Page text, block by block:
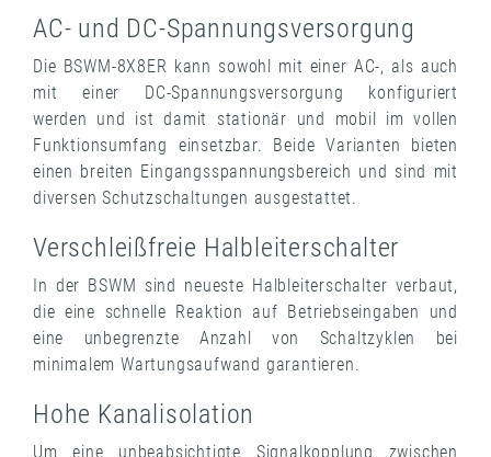
AC- und DC-Spannungsversorgung
Die BSWM-8X8ER kann sowohl mit einer AC-, als auch
mit einer DC-Spannungsversorgung konfiguriert
werden und ist damit stationär und mobil im vollen
Funktionsumfang einsetzbar. Beide Varianten bieten
einen breiten Eingangsspannungsbereich und sind mit
diversen Schutzschaltungen ausgestattet.
Verschleißfreie Halbleiterschalter
In der BSWM sind neueste Halbleiterschalter verbaut,
die eine schnelle Reaktion auf Betriebseingaben und
eine unbegrenzte Anzahl von Schaltzyklen bei
minimalem Wartungsaufwand garantieren.
Hohe Kanalisolation
Um eine unbeabsichtigte Signalkopplung zwischen